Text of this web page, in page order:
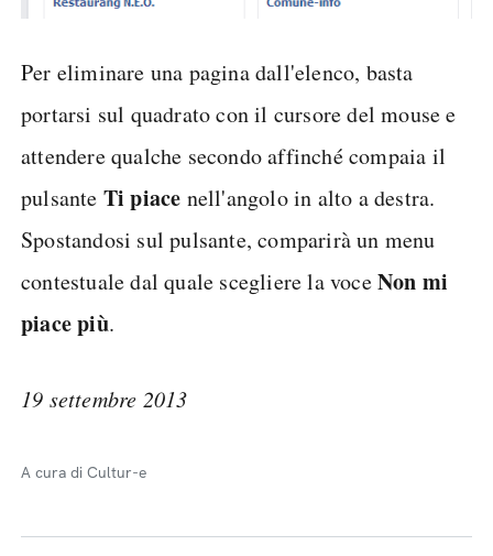
Per eliminare una pagina dall'elenco, basta
portarsi sul quadrato con il cursore del mouse e
attendere qualche secondo affinché compaia il
pulsante Ti piace nell'angolo in alto a destra.
Spostandosi sul pulsante, comparirà un menu
contestuale dal quale scegliere la voceNon mi
piace più.
19 settembre 2013
A cura di Cultur-e